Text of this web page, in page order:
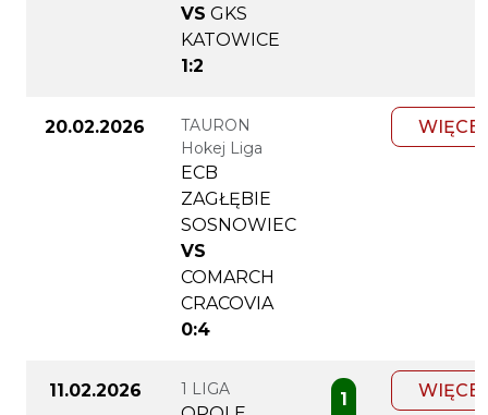
VS GKS
KATOWICE
1:2
20.02.2026
TAURON
Hokej Liga
ECB
ZAGŁĘBIE
SOSNOWIEC
VS
COMARCH
CRACOVIA
0:4
WIĘCEJ
11.02.2026 1 LIGA 1 WIĘCEJ